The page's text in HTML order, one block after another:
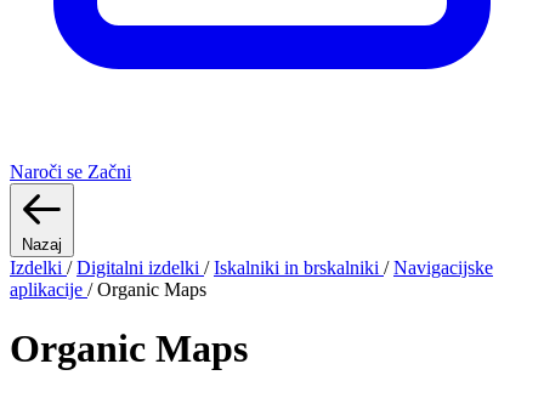
Naroči se Začni
Nazaj
Izdelki / Digitalni izdelki / Iskalniki in brskalniki / Navigacijske
aplikacije / Organic Maps
Organic Maps